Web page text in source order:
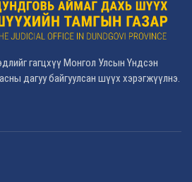
гагцхүү Монгол Улсын Үндсэн
дагуу байгуулсан шүүх хэрэгжүүлнэ.